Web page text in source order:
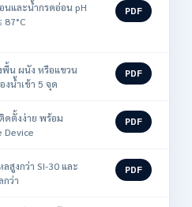
นและน้ำกรดอ่อน pH
87°C
PDF
พื้น ผนัง หรือแขวน
งน้ำเข้า 5 จุด
PDF
ดตั้งง่าย พร้อม
Device
PDF
ลสูงกว่า SI-30 และ
กว่า
PDF